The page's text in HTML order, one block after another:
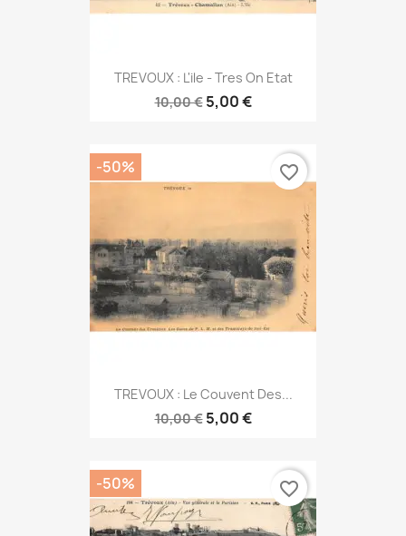
TREVOUX : L'ile - Tres On Etat
10,00 € 5,00 €
TREVOUX : Le Couvent Des...
10,00 € 5,00 €
-50% favorite_border
-50% favorite_border